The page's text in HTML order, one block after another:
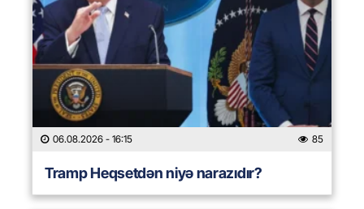
06.08.2026 - 16:15 85
Tramp Heqsetdən niyə narazıdır?